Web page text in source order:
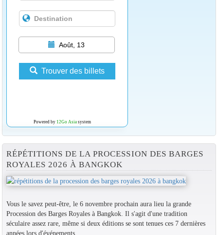
Août, 13
Trouver des billets
Powered by 12Go Asiasystem
RÉPÉTITIONS DE LA PROCESSION DES BARGES
ROYALES 2026 À BANGKOK
Vous le savez peut-être, le 6 novembre prochain aura lieu la grande
Procession des Barges Royales à Bangkok. Il s'agit d'une tradition
séculaire assez rare, même si deux éditions se sont tenues ces 7 dernières
années lors d'événements...